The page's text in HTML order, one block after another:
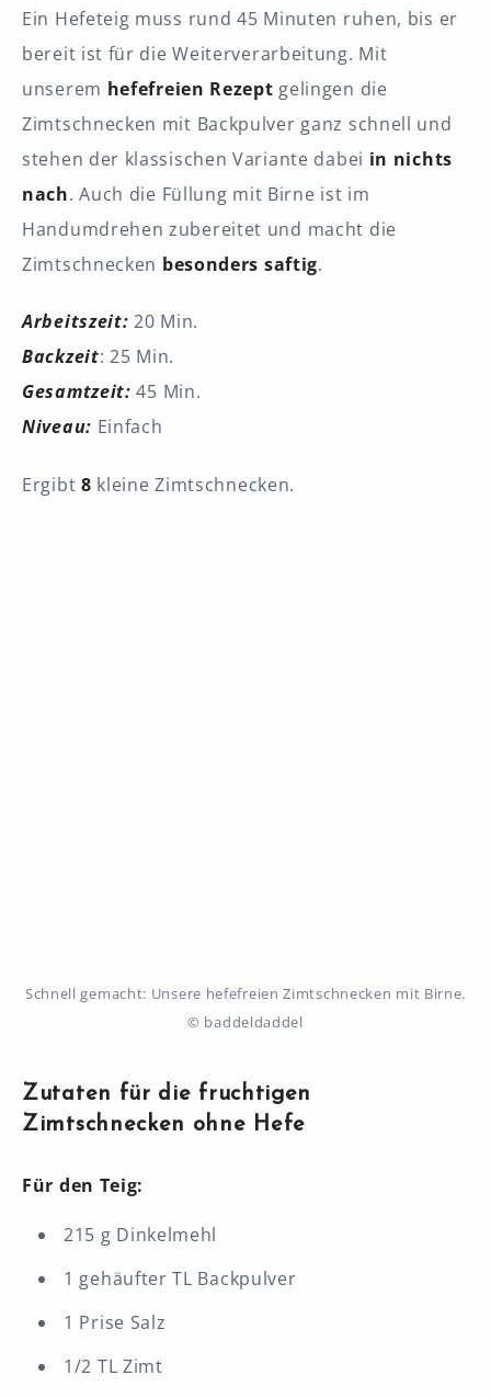
Ein Hefeteig muss rund 45 Minuten ruhen, bis er
bereit ist für die Weiterverarbeitung. Mit
unserem hefefreien Rezept gelingen die
Zimtschnecken mit Backpulver ganz schnell und
stehen der klassischen Variante dabei in nichts
nach. Auch die Füllung mit Birne ist im
Handumdrehen zubereitet und macht die
Zimtschnecken besonders saftig.
Arbeitszeit: 20 Min.
Backzeit: 25 Min.
Gesamtzeit: 45 Min.
Niveau: Einfach
Ergibt 8 kleine Zimtschnecken.
Schnell gemacht: Unsere hefefreien Zimtschnecken mit Birne.
© baddeldaddel
Zutaten für die fruchtigen
Zimtschnecken ohne Hefe
Für den Teig:
215 g Dinkelmehl
1 gehäufter TL Backpulver
1 Prise Salz
1/2 TL Zimt